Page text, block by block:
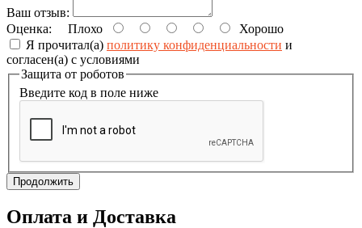
Ваш отзыв:
Оценка: Плохо
Хорошо
Я прочитал(а) политику конфиденциальности и
согласен(а) с условиями
Защита от роботов
Введите код в поле ниже
Продолжить
Оплата и Доставка